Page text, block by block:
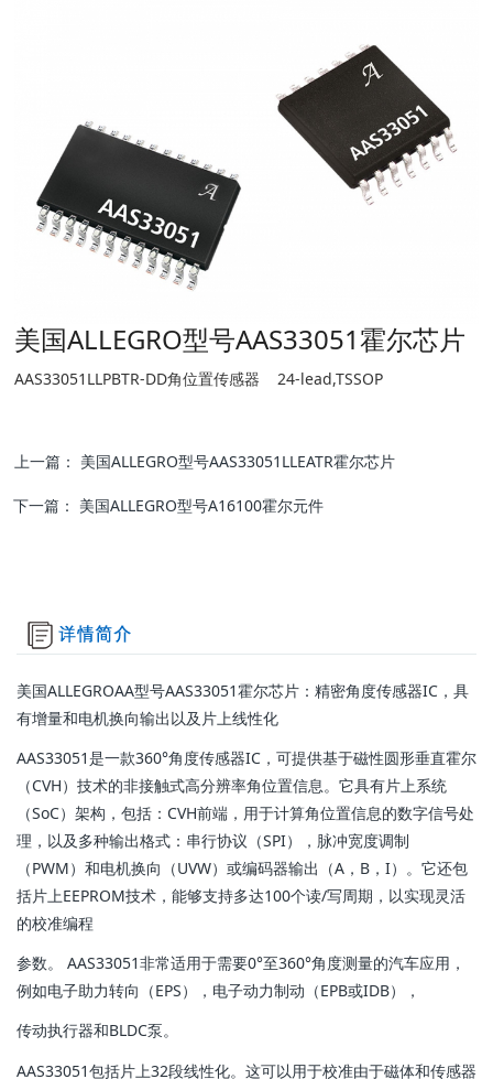
美国ALLEGRO型号AAS33051霍尔芯片
AAS33051LLPBTR-DD角位置传感器 24-lead,TSSOP
上一篇： 美国ALLEGRO型号AAS33051LLEATR霍尔芯片
下一篇： 美国ALLEGRO型号A16100霍尔元件
美国ALLEGROAA型号AAS33051霍尔芯片：精密角度传感器IC，具
有增量和电机换向输出以及片上线性化
AAS33051是一款360°角度传感器IC，可提供基于磁性圆形垂直霍尔
（CVH）技术的非接触式高分辨率角位置信息。它具有片上系统
（SoC）架构，包括：CVH前端，用于计算角位置信息的数字信号处
理，以及多种输出格式：串行协议（SPI），脉冲宽度调制
（PWM）和电机换向（UVW）或编码器输出（A，B，I）。它还包
括片上EEPROM技术，能够支持多达100个读/写周期，以实现灵活
的校准编程
参数。 AAS33051非常适用于需要0°至360°角度测量的汽车应用，
例如电子助力转向（EPS），电子动力制动（EPB或IDB），
传动执行器和BLDC泵。
AAS33051包括片上32段线性化。这可以用于校准由于磁体和传感器